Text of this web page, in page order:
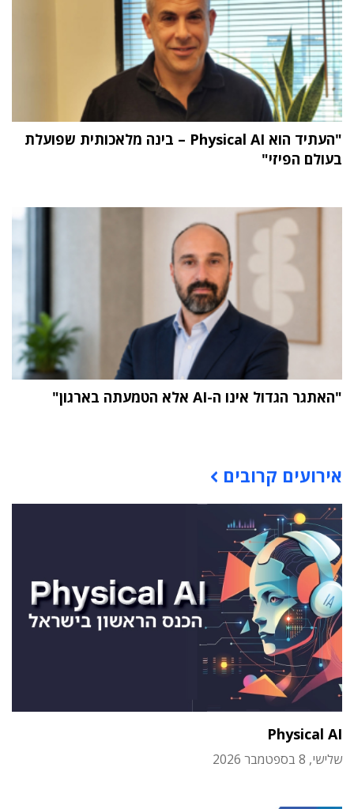
"העתיד הוא Physical AI – בינה מלאכותית שפועלת
בעולם הפיזי"
"האתגר הגדול אינו ה-AI אלא הטמעתה בארגון"
אירועים קרובים
Physical AI
שלישי, 8 בספטמבר 2026